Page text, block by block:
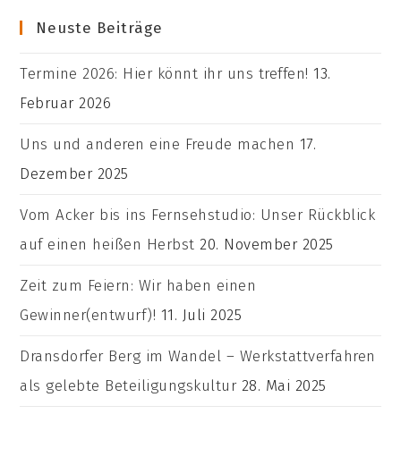
Neuste Beiträge
Termine 2026: Hier könnt ihr uns treffen! 13.
Februar 2026
Uns und anderen eine Freude machen 17.
Dezember 2025
Vom Acker bis ins Fernsehstudio: Unser Rückblick
auf einen heißen Herbst 20. November 2025
Zeit zum Feiern: Wir haben einen
Gewinner(entwurf)! 11. Juli 2025
Dransdorfer Berg im Wandel – Werkstattverfahren
als gelebte Beteiligungskultur 28. Mai 2025